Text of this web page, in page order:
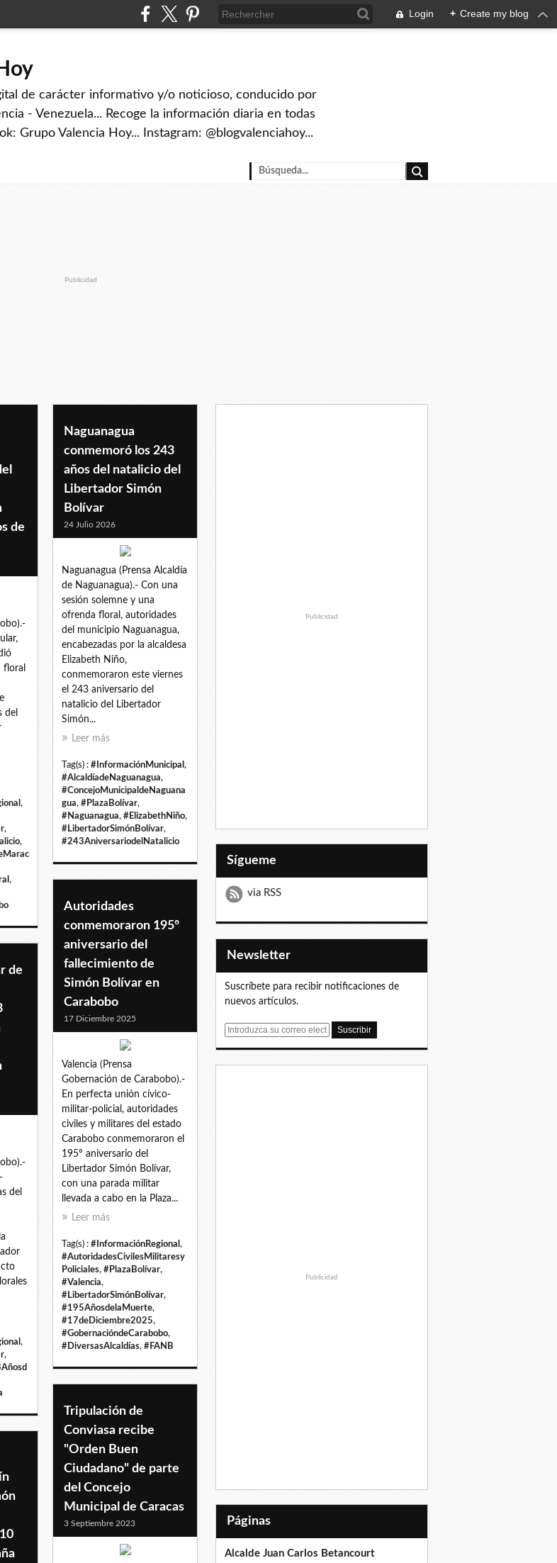
Login + Create my blog
de carácter informativo y/o noticioso, conducido por
- Venezuela... Recoge la información diaria en todas
Grupo Valencia Hoy... Instagram: @blogvalenciahoy...
Publicidad
de
floral
del
,
,
,
,
Naguanagua
conmemoró los 243
años del natalicio del
Libertador Simón
Bolívar
24 Julio 2026
Naguanagua (Prensa Alcaldía
de Naguanagua).- Con una
sesión solemne y una
ofrenda floral, autoridades
del municipio Naguanagua,
encabezadas por la alcaldesa
Elizabeth Niño,
conmemoraron este viernes
el 243 aniversario del
natalicio del Libertador
Simón...
Leer más
Tag(s) : #InformaciónMunicipal ,
#AlcaldíadeNaguanagua,
#ConcejoMunicipaldeNaguana
gua, #PlazaBolívar,
#Naguanagua, #ElizabethNiño,
#LibertadorSimónBolívar,
#243AniversariodelNatalicio
Autoridades
conmemoraron 195º
aniversario del
fallecimiento de
Simón Bolívar en
Carabobo
17 Diciembre 2025
Valencia (Prensa
Gobernación de Carabobo).-
En perfecta unión cívico-
militar-policial, autoridades
civiles y militares del estado
Carabobo conmemoraron el
195º aniversario del
Libertador Simón Bolívar,
con una parada militar
llevada a cabo en la Plaza...
Leer más
Tag(s) : #InformaciónRegional ,
#AutoridadesCivilesMilitaresy
Policiales, #PlazaBolívar,
#Valencia,
#LibertadorSimónBolívar,
#195AñosdelaMuerte,
#17deDiciembre2025,
#GobernacióndeCarabobo,
#DiversasAlcaldías, #FANB
de
del
,
,
Tripulación de
Conviasa recibe
"Orden Buen
Ciudadano" de parte
del Concejo
Municipal de Caracas
3 Septiembre 2023
Publicidad
Sígueme
via RSS
Newsletter
Suscríbete para recibir notificaciones de
nuevos artículos.
E
Publicidad
Páginas
Alcalde Juan Carlos Betancourt